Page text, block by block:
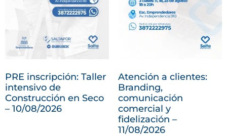
PRE inscripción: Taller
intensivo de
Construcción en Seco
– 10/08/2026
Atención a clientes:
Branding,
comunicación
comercial y
fidelización –
11/08/2026